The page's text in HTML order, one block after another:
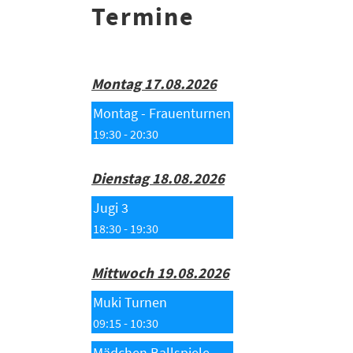
Termine
Montag 17.08.2026
Montag - Frauenturnen
19:30 - 20:30
Dienstag 18.08.2026
Jugi 3
18:30 - 19:30
Mittwoch 19.08.2026
Muki Turnen
09:15 - 10:30